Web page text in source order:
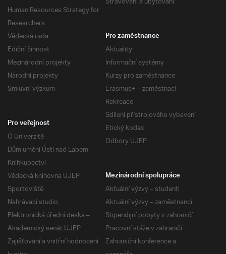
Human Resources Strategy for
Researchers
Vědecká rada
Ediční činnost
Mezinárodní projekty
Národní projekty
Smluvní výzkum
Pro zaměstnance
Aktuality
Informační systémy
Kurzy pro zaměstnance
Erasmus+ – zaměstnaci
Rekreace
Sdílení přístrojového vybavení
Etický kodex
Odbory UJEP
Pro veřejnost
O Univerzitě
Dům umění Ústí nad Labem
Knihkupectví
Vědecká knihovna UJEP
Sportoviště
Nahrávací studio
Elektronická úřední deska –
Akademický senát UJEP
Zajišťování a vnitřní hodnocení
Mezinárodní spolupráce
Aktuální výzvy – studenti
Aktuální výzvy – zaměstnanci
Stipendijní pobyty v zahraničí
Pracovní stáže v zahraničí
Zahraniční konference a